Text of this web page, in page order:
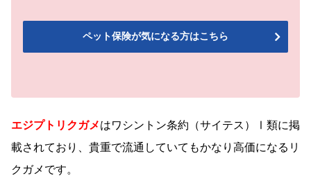
ペット保険が気になる方はこちら
エジプトリクガメはワシントン条約（サイテス）Ⅰ類に掲
載されており、貴重で流通していてもかなり高価になるリ
クガメです。